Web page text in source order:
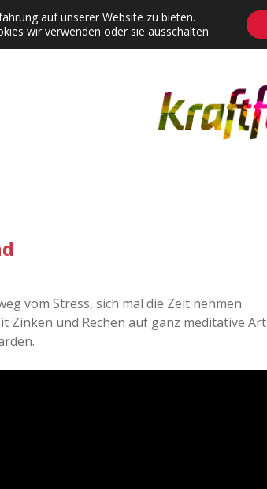
Contact Adventskalender Dropdown-Menü öffnen
vom Stress, sich mal die Zeit nehmen
Zinken und Rechen auf ganz meditative Art
auf unserer Website zu bieten.
wir verwenden oder sie ausschalten.